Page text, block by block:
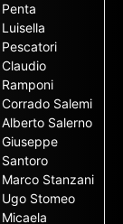
Penta
Luisella
Pescatori
Claudio
Ramponi
Corrado Salemi
Alberto Salerno
Giuseppe
Santoro
Marco Stanzani
Ugo Stomeo
Micaela